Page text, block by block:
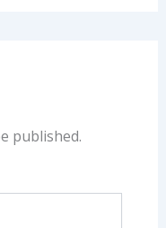
published.